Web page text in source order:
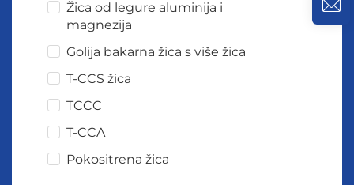
Žica od legure aluminija i
magnezija
Golija bakarna žica s više žica
T-CCS žica
TCCC
T-CCA
Pokositrena žica